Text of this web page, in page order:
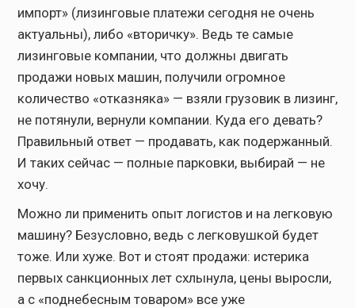
импорт» (лизинговые платежи сегодня не очень
актуальны), либо «вторичку». Ведь те самые
лизинговые компании, что должны двигать
продажи новых машин, получили огромное
количество «отказняка» — взяли грузовик в лизинг,
не потянули, вернули компании. Куда его девать?
Правильный ответ — продавать, как подержанный.
И таких сейчас — полные парковки, выбирай — не
хочу.
Можно ли применить опыт логистов и на легковую
машину? Безусловно, ведь с легковушкой будет
тоже. Или хуже. Вот и стоят продажи: истерика
первых санкционных лет схлынула, цены выросли,
а с «поднебесным товаром» все уже